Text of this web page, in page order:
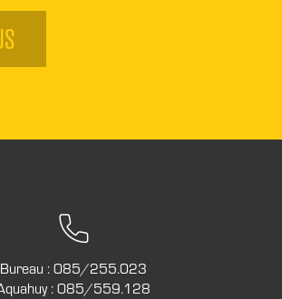
Bureau : 085/255.023
:085/559.128